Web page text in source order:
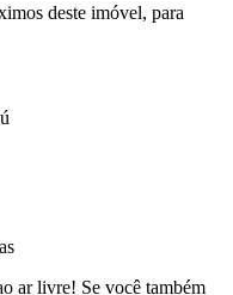
deste imóvel, para
ar livre! Se você também